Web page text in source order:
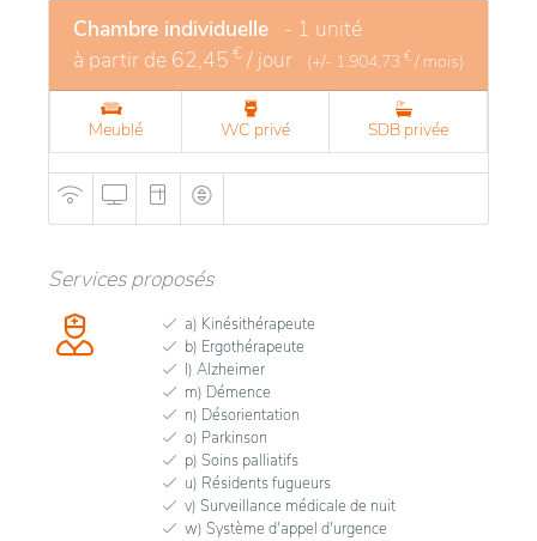
Chambre individuelle - 1 unité
à partir de 62,45 € / jour (+/- 1.904,73 € / mois)
Meublé WC privé SDB privée
Services proposés
a) Kinésithérapeute
b) Ergothérapeute
l) Alzheimer
m) Démence
n) Désorientation
o) Parkinson
p) Soins palliatifs
u) Résidents fugueurs
v) Surveillance médicale de nuit
w) Système d'appel d'urgence